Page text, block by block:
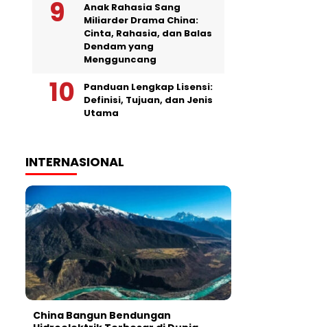
Anak Rahasia Sang
Miliarder Drama China:
Cinta, Rahasia, dan Balas
Dendam yang
Mengguncang
Panduan Lengkap Lisensi:
Definisi, Tujuan, dan Jenis
Utama
INTERNASIONAL
China Bangun Bendungan